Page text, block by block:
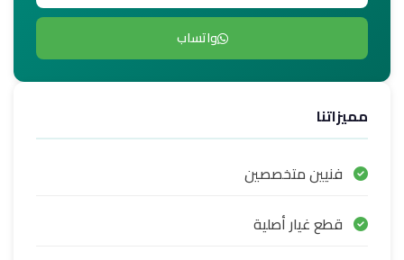
واتساب
مميزاتنا
فنيين متخصصين
قطع غيار أصلية